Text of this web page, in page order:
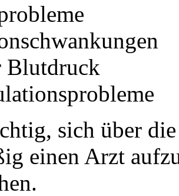
Blutdruck
sich über
einen Arzt